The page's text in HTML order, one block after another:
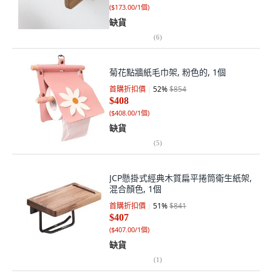
($173.00/1個)
缺貨
(6)
菊花點牆紙毛巾架, 粉色的, 1個
首購折扣價 52%$854
$408
($408.00/1個)
缺貨
(5)
JCP懸掛式經典木質扁平捲筒衛生紙架,
混合顏色, 1個
首購折扣價 51%$841
$407
($407.00/1個)
缺貨
(1)